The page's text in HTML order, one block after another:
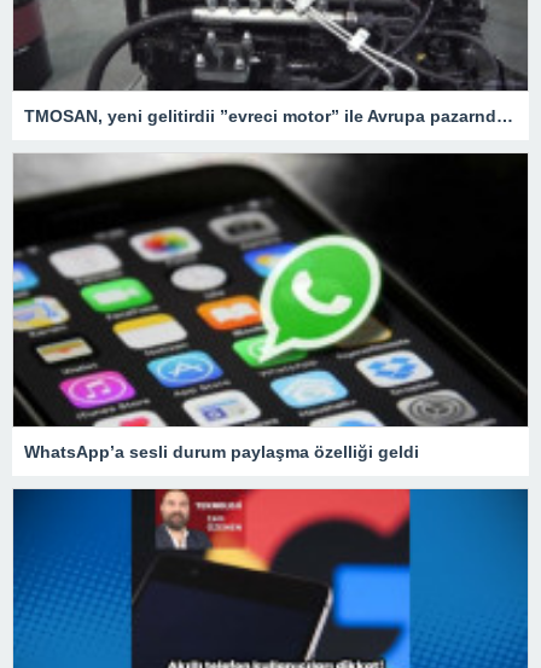
TMOSAN, yeni gelitirdii ”evreci motor” ile Avrupa pazarnda hzla bymeyi hedefliyor
WhatsApp’a sesli durum paylaşma özelliği geldi